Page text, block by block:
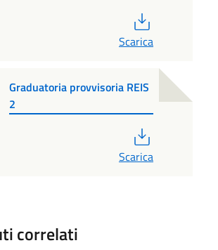
Scarica
Graduatoria provvisoria REIS
2
Scarica
correlati